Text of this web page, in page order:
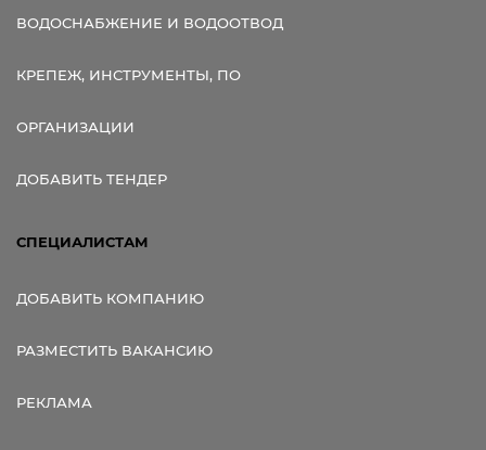
ВОДОСНАБЖЕНИЕ И ВОДООТВОД
КРЕПЕЖ, ИНСТРУМЕНТЫ, ПО
ОРГАНИЗАЦИИ
ДОБАВИТЬ ТЕНДЕР
СПЕЦИАЛИСТАМ
ДОБАВИТЬ КОМПАНИЮ
РАЗМЕСТИТЬ ВАКАНСИЮ
РЕКЛАМА